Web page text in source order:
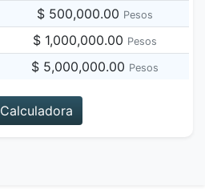
$ 500,000.00 Pesos
$ 1,000,000.00 Pesos
$ 5,000,000.00 Pesos
Calculadora